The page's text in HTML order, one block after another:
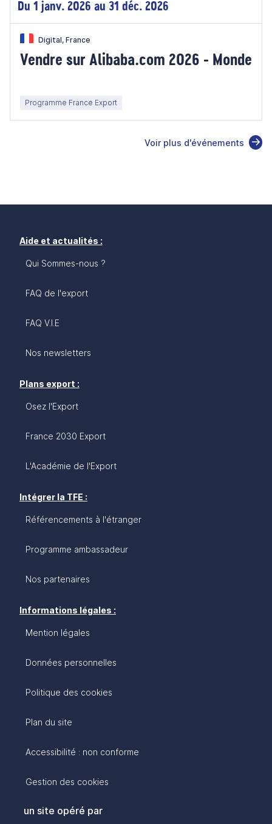
Du 1 janv. 2026 au 31 déc. 2026
Digital, France
Vendre sur Alibaba.com 2026 - Monde
Programme France Export
Voir plus d'événements
Aide et actualités :
Qui Sommes-nous ?
FAQ de l'export
FAQ V.I.E
Nos newsletters
Plans export :
Osez l'Export
France 2030 Export
L'Académie de l'Export
Intégrer la TFE :
Référencements à l'étranger
Programme ambassadeur
Nos partenaires
Informations légales :
Mention légales
Données personnelles
Politique des cookies
Plan du site
Accessibilité : non conforme
Gestion des cookies
un site opéré par